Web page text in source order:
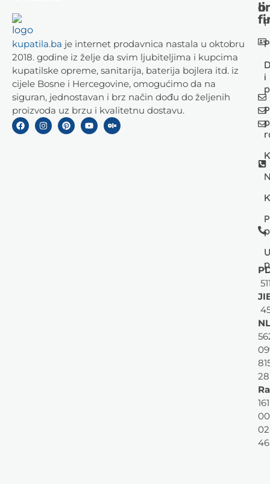
kupatila.ba je internet prodavnica nastala u oktobru
2018. godine iz želje da svim ljubiteljima i kupcima
kupatilske opreme, sanitarija, baterija bojlera itd. iz
cijele Bosne i Hercegovine, omogućimo da na
siguran, jednostavan i brz način dođu do željenih
proizvoda uz brzu i kvalitetnu dostavu.
i
o
28
46